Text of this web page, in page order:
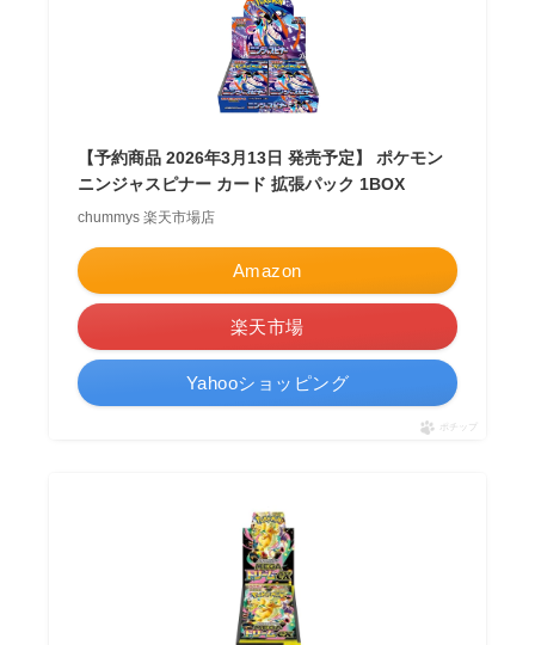
【予約商品 2026年3月13日 発売予定】 ポケモン
ニンジャスピナー カード 拡張パック 1BOX
chummys 楽天市場店
Amazon
楽天市場
Yahooショッピング
ポチップ